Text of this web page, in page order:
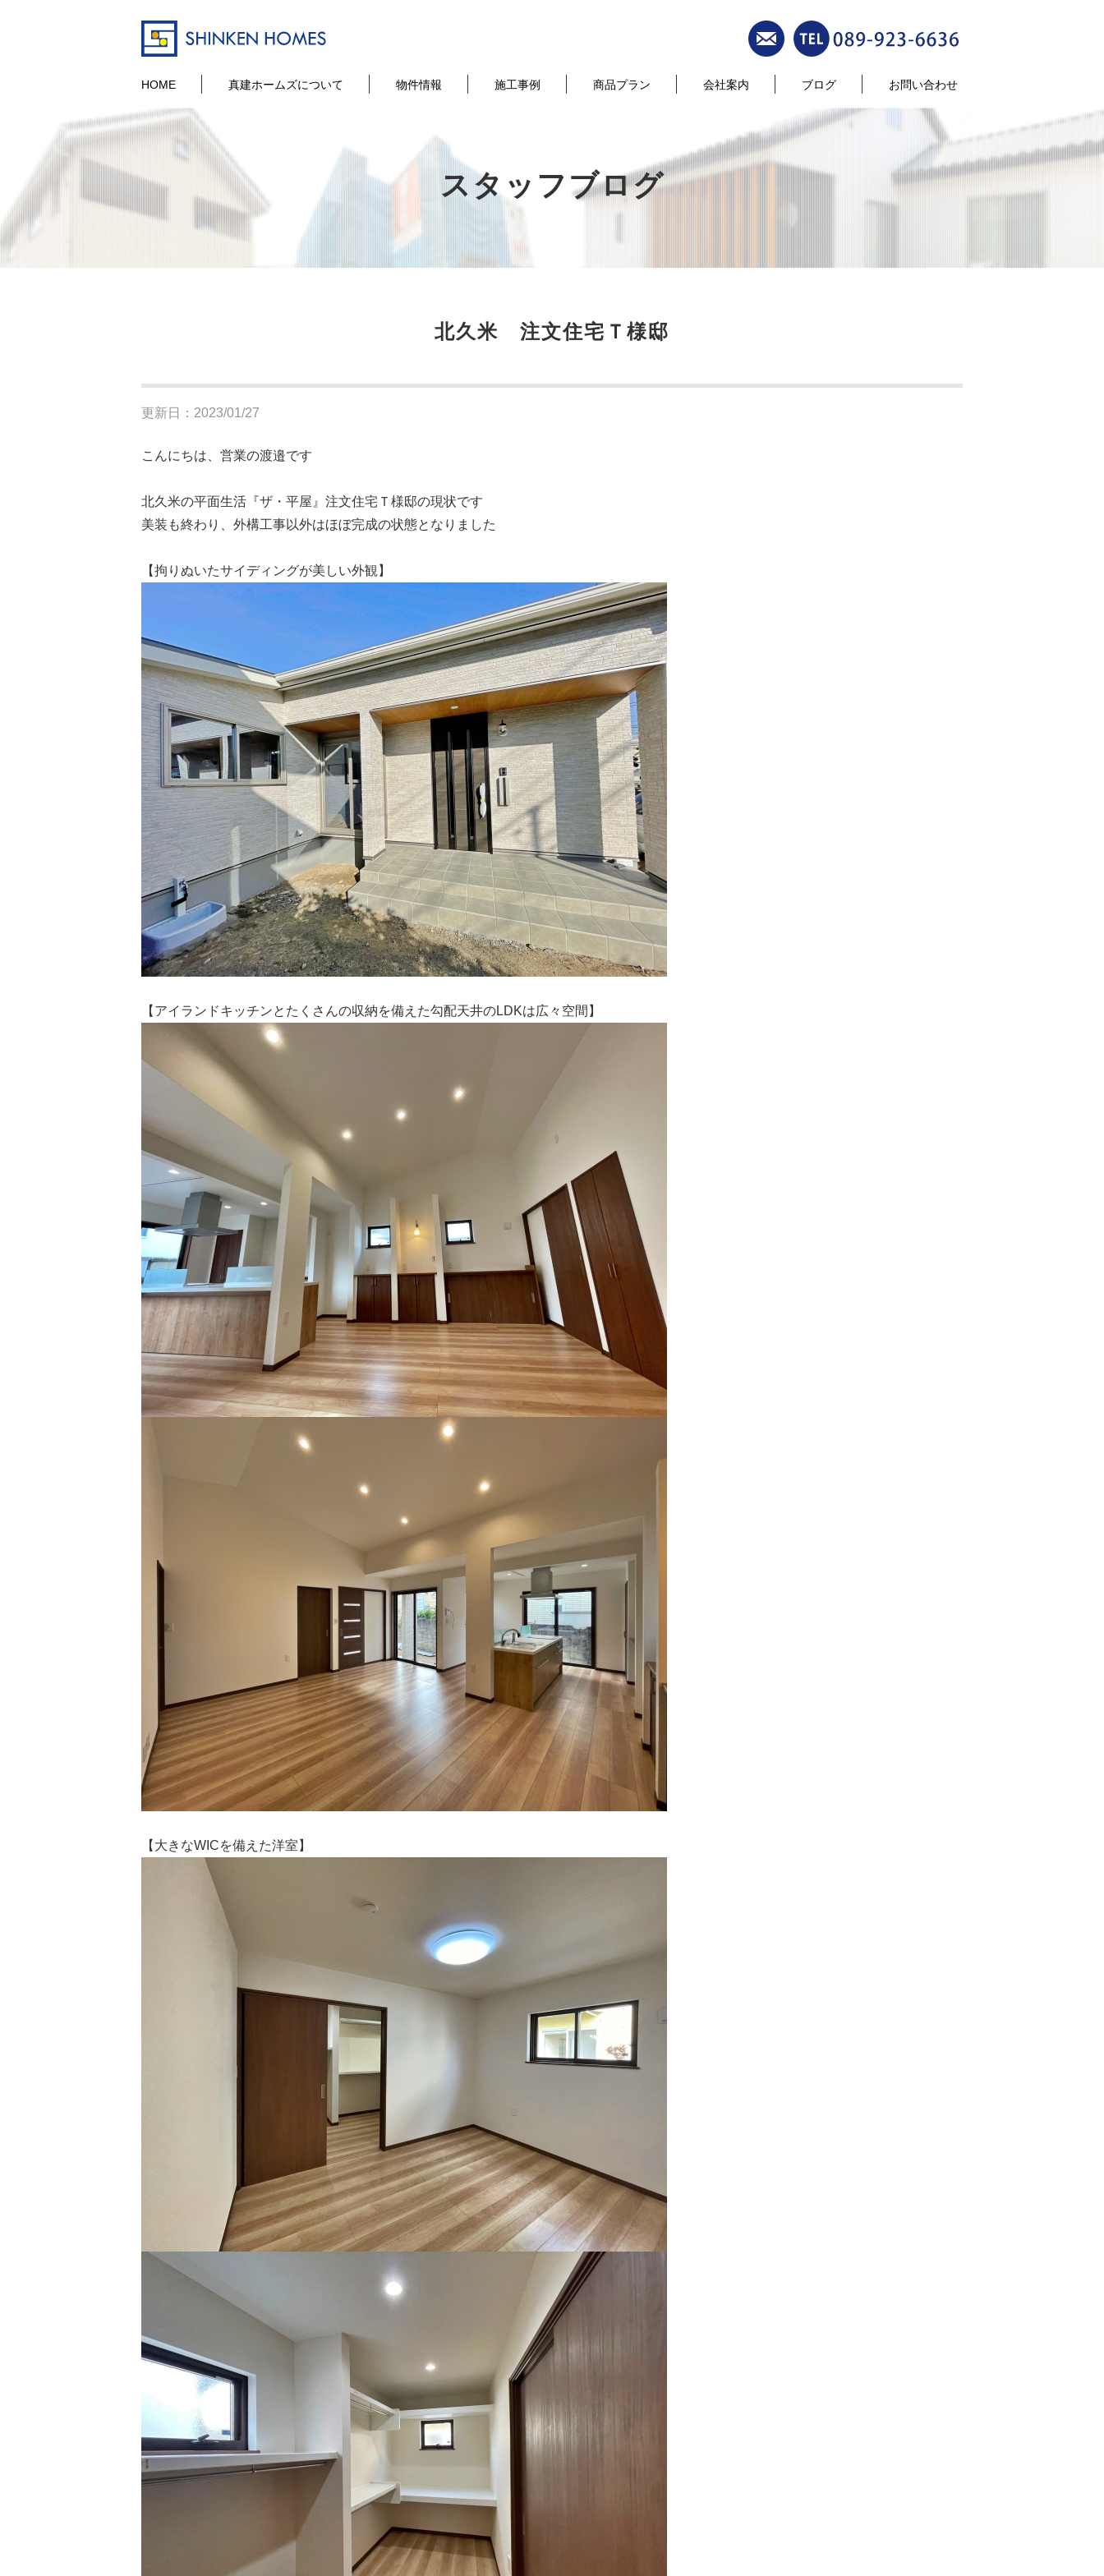
HOME 真建ホームズについて 物件情報 施工事例 商品プラン 会社案内 ブログ お問い合わせ
スタッフブログ
北久米 注文住宅Ｔ様邸
更新日：2023/01/27
こんにちは、営業の渡邉です
北久米の平面生活『ザ・平屋』注文住宅Ｔ様邸の現状です
美装も終わり、外構工事以外はほぼ完成の状態となりました
【拘りぬいたサイディングが美しい外観】
【アイランドキッチンとたくさんの収納を備えた勾配天井のLDKは広々空間】
【大きなWICを備えた洋室】